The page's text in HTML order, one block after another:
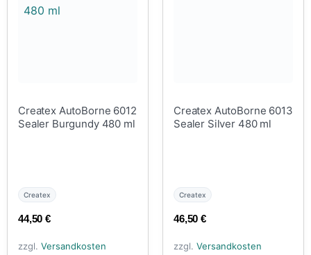
Createx AutoBorne 6012
Sealer Burgundy 480 ml
Createx
44,50€
zzgl. Versandkosten
Createx AutoBorne 6013
Sealer Silver 480 ml
Createx
46,50€
zzgl. Versandkosten